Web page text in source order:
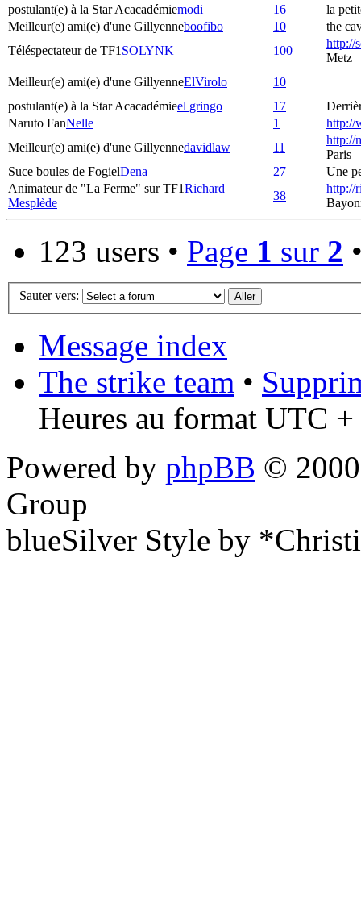
postulant(e) à la Star Acacadémiemodi 16
la
Meilleur(e) ami(e) d'une Gillyenneboofibo 10
the
Téléspectateur de TF1 SOLYNK 100
http://
Metz
Meilleur(e) ami(e) d'une GillyenneElVirolo
10
postulant(e) à la Star Acacadémieel gringo 17
Naruto FanNelle 1
http://
Meilleur(e) ami(e) d'une Gillyennedavidlaw 11
http://
Paris
Suce boules de FogielDena 27
Une
Animateur de "La Ferme" sur TF1Richard
Mesplède
38
http://
123 users • Page 1 sur 2
Sauter vers:
Message index
The strike team •
Heures au format UTC
Powered by phpBB ©
Group
blueSilver Style by